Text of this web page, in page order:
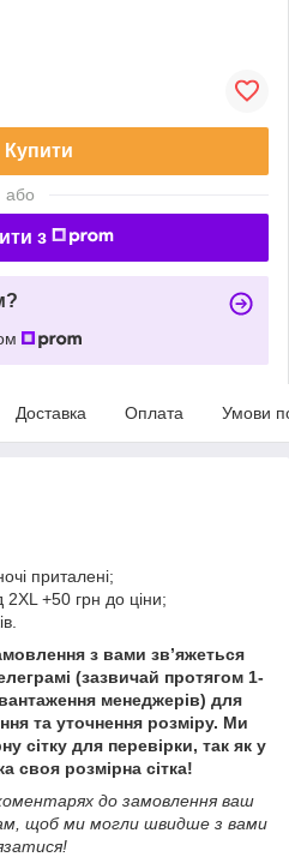
Купити
або
з
Доставка Оплата Умови
приталені;
2XL +50 грн до ціни;
з вами зв’яжеться
(зазвичай протягом 1-
менеджерів) для
та уточнення розміру. Ми
сітку для перевірки, так як у
своя розмірна сітка!
до замовлення ваш
щоб ми могли швидше з вами